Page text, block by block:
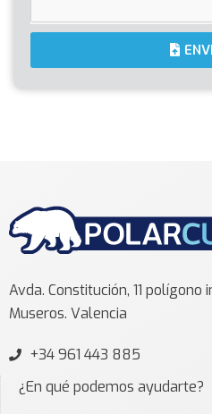
Avda. Constitución, 11
Museros. Valencia
+34 961 443 885
¿En qué podemos ayudarte?